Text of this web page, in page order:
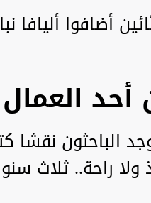
أضافوا أليافا
أحد العمال
الباحثون نقشا
راحة.. ثلاث